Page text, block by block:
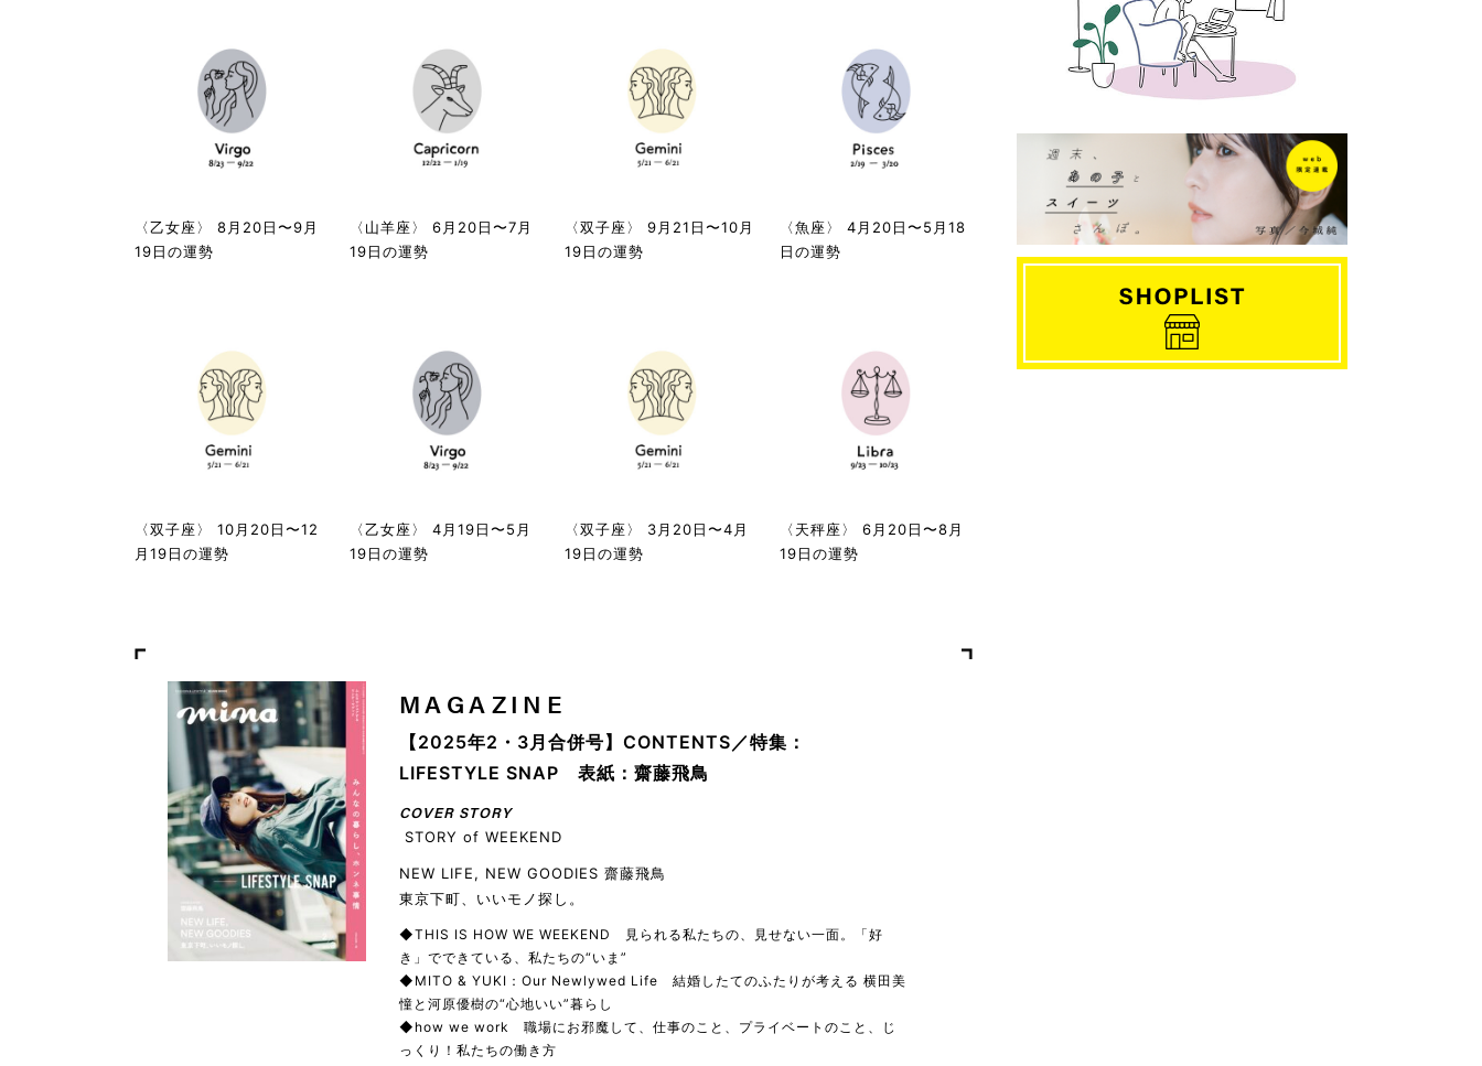
〈乙女座〉 8月20日〜9月
19日の運勢
〈山羊座〉 6月20日〜7月
19日の運勢
〈双子座〉 9月21日〜10月
19日の運勢
〈魚座〉 4月20日〜5月18
日の運勢
〈双子座〉 10月20日〜12
月19日の運勢
〈乙女座〉 4月19日〜5月
19日の運勢
〈双子座〉 3月20日〜4月
19日の運勢
〈天秤座〉 6月20日〜8月
19日の運勢
MAGAZINE
【2025年2・3月合併号】CONTENTS／特集：
LIFESTYLE SNAP 表紙：齋藤飛鳥
COVER STORY
STORY of WEEKEND
NEW LIFE, NEW GOODIES 齋藤飛鳥
東京下町、いいモノ探し。
◆THIS IS HOW WE WEEKEND 見られる私たちの、見せない一面。「好
き」でできている、私たちの“いま”
◆MITO & YUKI：Our Newlywed Life 結婚したてのふたりが考える 横田美
憧と河原優樹の“心地いい”暮らし
◆how we work 職場にお邪魔して、仕事のこと、プライベートのこと、じ
っくり！私たちの働き方